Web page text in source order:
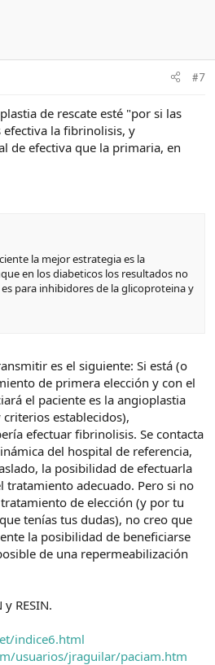
#7
de rescate esté "por si las
la fibrinolisis, y
de efectiva que la primaria, en
la mejor estrategia es la
en los diabeticos los resultados no
para inhibidores de la glicoproteina y
es el siguiente: Si está (o
de primera elección y con el
el paciente es la angioplastia
establecidos),
efectuar fibrinolisis. Se contacta
del hospital de referencia,
la posibilidad de efectuarla
tratamiento adecuado. Pero si no
de elección (y por tu
tenías tus dudas), no creo que
la posibilidad de beneficiarse
de una repermeabilización
RESIN.
indice6.html
usuarios/jraguilar/paciam.htm